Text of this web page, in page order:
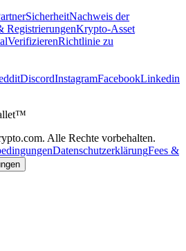
SicherheitNachweis der
RegistrierungenKrypto-Asset
VerifizierenRichtlinie zu
DiscordInstagramFacebookLinkedin
Alle Rechte vorbehalten.
DatenschutzerklärungFees &